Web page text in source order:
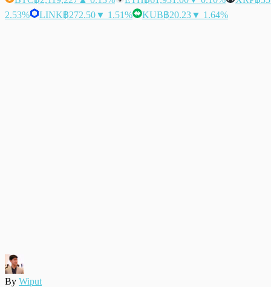
2.53%
LINK฿272.50▼ 1.51% KUB฿20.23▼ 1.64%
By Wiput